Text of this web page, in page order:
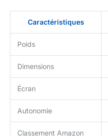
Caractéristiques
Poids
Dimensions
Écran
Autonomie
Classement Amazon